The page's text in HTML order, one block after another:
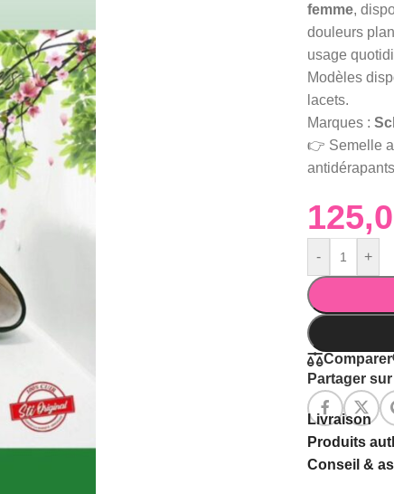
femme,
douleurs
usage
Modèles
lacets.
Marques :
👉 Semelle
- +
Comparer
Partager sur
Livraison
Produits
Conseil &